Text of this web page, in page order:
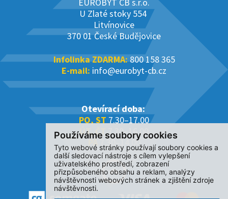
Používáme soubory cookies
Tyto webové stránky používají soubory cookies a
další sledovací nástroje s cílem vylepšení
uživatelského prostředí, zobrazení
přizpůsobeného obsahu a reklam, analýzy
návštěvnosti webových stránek a zjištění zdroje
návštěvnosti.
U Zlaté stoky 554
Litvínovice
370 01 České Budějovice
Infolinka ZDARMA:800 158 365
E-mail: info@eurobyt-cb.cz
Otevírací doba:
PO, ST 7.30–17.00
ÚT, ČT7.30–16.00
PÁ7.30–14.00